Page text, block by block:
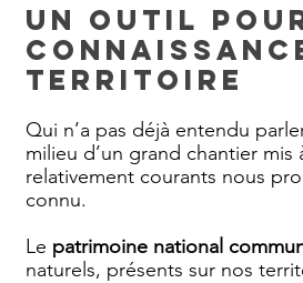
Un outil
territoire
Qui n’a pas déjà entendu
milieu d’un grand chantier
relativement courants nous
connu.
Le patrimoine national
naturels, présents sur nos